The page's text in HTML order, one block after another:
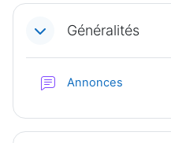
Résumé de section
Généralités
Annonces